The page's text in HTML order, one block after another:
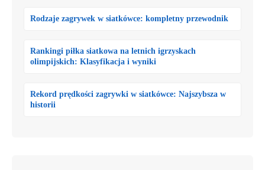
Rodzaje zagrywek w siatkówce: kompletny przewodnik
Rankingi piłka siatkowa na letnich igrzyskach
olimpijskich: Klasyfikacja i wyniki
Rekord prędkości zagrywki w siatkówce: Najszybsza w
historii